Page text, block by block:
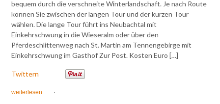
bequem durch die verschneite Winterlandschaft. Je nach Route
können Sie zwischen der langen Tour und der kurzen Tour
wählen. Die lange Tour führt ins Neubachtal mit
Einkehrschwung in die Wieseralm oder über den
Pferdeschlittenweg nach St. Martin am Tennengebirge mit
Einkehrschwung im Gasthof Zur Post. Kosten Euro […]
Twittern
weiterlesen ·